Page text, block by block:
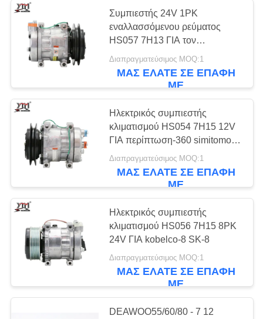
ΠΕΡΊΠΟΥ
ΕΜΕΊΣ
ΓΎΡΟΣ
ΕΡΓΟΣΤΑΣΊΩΝ
ΠΟΙΟΤΙΚΌΣ
ΈΛΕΓΧΟΣ
ΜΑΣ
ΕΛΆΤΕ
ΕΠΑΦΉ
Συμπιεστής 24V 1PK
εναλλασσόμενου ρεύματος
HS057 7H13 ΓΙΑ τον
ΕΚΣΚΑΦΈΑ kobelco-8
KOMATSU 70-8
Διαπραγματεύσιμος MOQ:1
ΜΑΣ ΕΛΆΤΕ ΣΕ ΕΠΑΦΉ
ΜΕ
Ηλεκτρικός συμπιεστής
κλιματισμού HS054 7H15 12V
ΓΙΑ περίπτωση-360 simitomo-
A5
Διαπραγματεύσιμος MOQ:1
ΜΑΣ ΕΛΆΤΕ ΣΕ ΕΠΑΦΉ
ΜΕ
Ηλεκτρικός συμπιεστής
κλιματισμού HS056 7H15 8PK
24V ΓΙΑ kobelco-8 SK-8
Διαπραγματεύσιμος MOQ:1
ΜΑΣ ΕΛΆΤΕ ΣΕ ΕΠΑΦΉ
ΜΕ
DEAWOO55/60/80 - 7 12